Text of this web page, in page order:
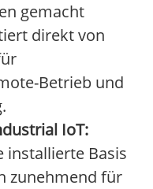
gemacht
direkt von
Betrieb und
IoT:
installierte Basis
zunehmend für